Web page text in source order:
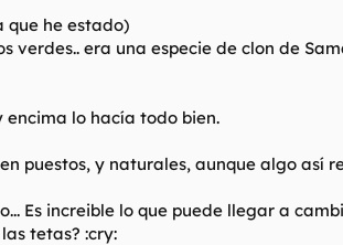
que he estado)
verdes.. era una especie de clon de
encima lo hacía todo bien.
puestos, y naturales, aunque algo así
Es increible lo que puede llegar a
tetas? :cry: